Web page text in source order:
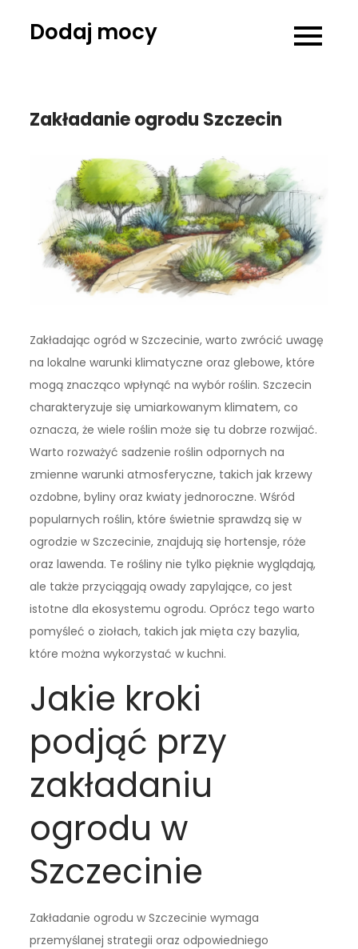
Dodaj mocy
Zakładanie ogrodu Szczecin
Zakładając ogród w Szczecinie, warto zwrócić uwagę
na lokalne warunki klimatyczne oraz glebowe, które
mogą znacząco wpłynąć na wybór roślin. Szczecin
charakteryzuje się umiarkowanym klimatem, co
oznacza, że wiele roślin może się tu dobrze rozwijać.
Warto rozważyć sadzenie roślin odpornych na
zmienne warunki atmosferyczne, takich jak krzewy
ozdobne, byliny oraz kwiaty jednoroczne. Wśród
popularnych roślin, które świetnie sprawdzą się w
ogrodzie w Szczecinie, znajdują się hortensje, róże
oraz lawenda. Te rośliny nie tylko pięknie wyglądają,
ale także przyciągają owady zapylające, co jest
istotne dla ekosystemu ogrodu. Oprócz tego warto
pomyśleć o ziołach, takich jak mięta czy bazylia,
które można wykorzystać w kuchni.
Jakie kroki
podjąć przy
zakładaniu
ogrodu w
Szczecinie
Zakładanie ogrodu w Szczecinie wymaga
przemyślanej strategii oraz odpowiedniego